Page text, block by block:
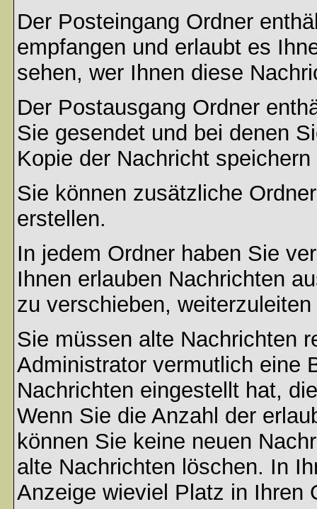
Der Posteingang Ordner
empfangen und erlaubt es
sehen, wer Ihnen diese
Der Postausgang Ordner
Sie gesendet und bei denen
Kopie der Nachricht
Sie können zusätzliche
erstellen.
In jedem Ordner haben Sie
Ihnen erlauben Nachrichten
zu verschieben,
Sie müssen alte Nachrichten
Administrator vermutlich eine
Nachrichten eingestellt hat,
Wenn Sie die Anzahl der
können Sie keine neuen
alte Nachrichten löschen. In
Anzeige wieviel Platz in Ihren